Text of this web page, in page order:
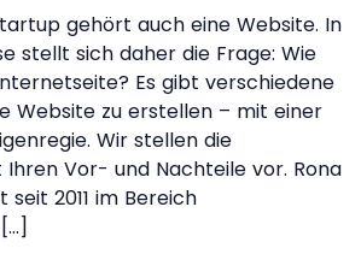
gehört auch eine Website. In
stellt sich daher die Frage: Wie
Es gibt verschiedene
Website zu erstellen – mit einer
Wir stellen die
Vor- und Nachteile vor. Rona
seit 2011 im Bereich